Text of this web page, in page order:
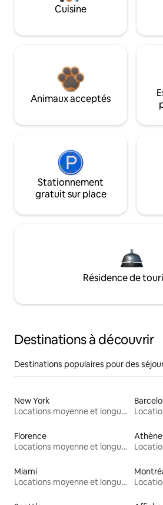
Cuisine
Animaux acceptés
Stationnement
gratuit sur place
Résidence de
Destinations à découvrir
Destinations populaires pour des
New York
Locations moyenne et longue durée
Florence
Locations moyenne et longue durée
Miami
Locations moyenne et longue durée